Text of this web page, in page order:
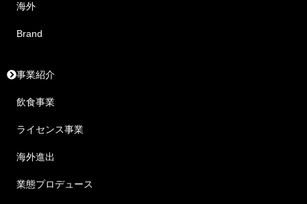
海外
Brand
事業紹介
飲食事業
ライセンス事業
海外進出
業態プロデュース